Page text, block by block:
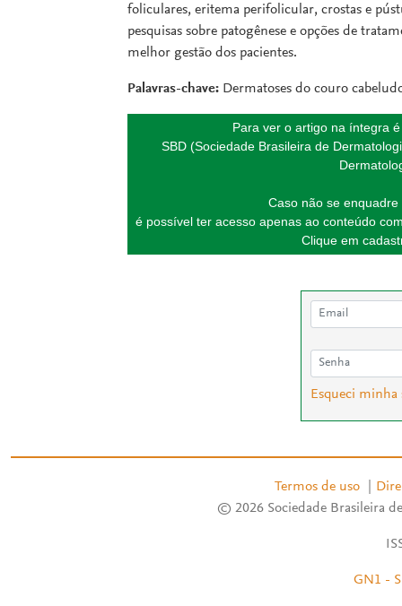
foliculares, eritema perifolicular, crostas e
pesquisas sobre patogênese e opções de
melhor gestão dos pacientes.
Palavras-chave: Dermatoses do couro
Para ver o artigo na íntegra
SBD (Sociedade Brasileira de
Caso não se
é possível ter acesso apenas ao conteúdo
Clique em
Esqueci minha
Termos de uso
© 2026 Sociedade Brasileira
GN1 -